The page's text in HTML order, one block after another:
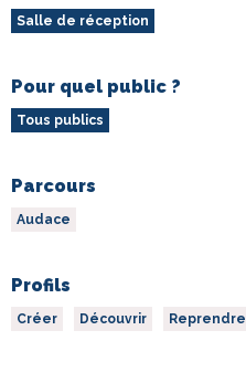
Salle de réception
Pour quel public ?
Tous publics
Parcours
Audace
Profils
Créer Découvrir Reprendre